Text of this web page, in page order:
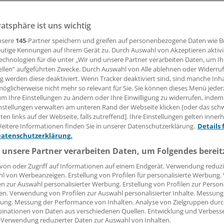
deutsche Team schon vorbei. Doch das bedeutet
Ein Team der Uni Bielefeld untersucht
der Spiele. Die Partie gegen Paraguay war offenbar
Miriam Sonnet
12:59 Uhr
ist uns wichtig
145-Partner speichern und greifen auf personenbezogene Daten wie
Kennungen auf Ihrem Gerät zu. Durch Auswahl von Akzeptieren
für die unter „Wir und unsere Partner verarbeiten Daten, um
aufgeführten Zwecke. Durch Auswahl von Alle ablehnen oder
werden diese deaktiviert. Wenn Tracker deaktiviert sind, sind manche
nicht mehr so relevant für Sie. Sie können dieses Menü
Ihre Einstellungen zu ändern oder Ihre Einwilligung zu widerrufen, indem
verwalten am unteren Rand der Webseite klicken [oder das
links auf der Webseite, falls zutreffend]. Ihre Einstellungen gelten
Informationen finden Sie in unserer Datenschutzerklärung. Details
Partner verarbeiten Daten, um Folgendes
oder Zugriff auf Informationen auf einem Endgerät. Verwendung
von Werbeanzeigen. Erstellung von Profilen für personalisierte
zur Auswahl personalisierter Werbung. Erstellung von Profilen zur
Verwendung von Profilen zur Auswahl personalisierter Inhalte.
Messung der Performance von Inhalten. Analyse von Zielgruppen
von Daten aus verschiedenen Quellen. Entwicklung und
reduzierter Daten zur Auswahl von Inhalten.